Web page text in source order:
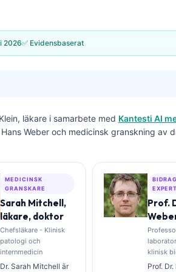
2026✅ Evidensbaserat
läkare i samarbete med Kantesti AI
Weber och medicinsk granskning av
MEDICINSK
GRANSKARE
Sarah Mitchell,
läkare, doktor
Chefsläkare - Klinisk
patologi och
internmedicin
Dr. Sarah Mitchell är
EXPERT
Prof.
klinisk
Prof.